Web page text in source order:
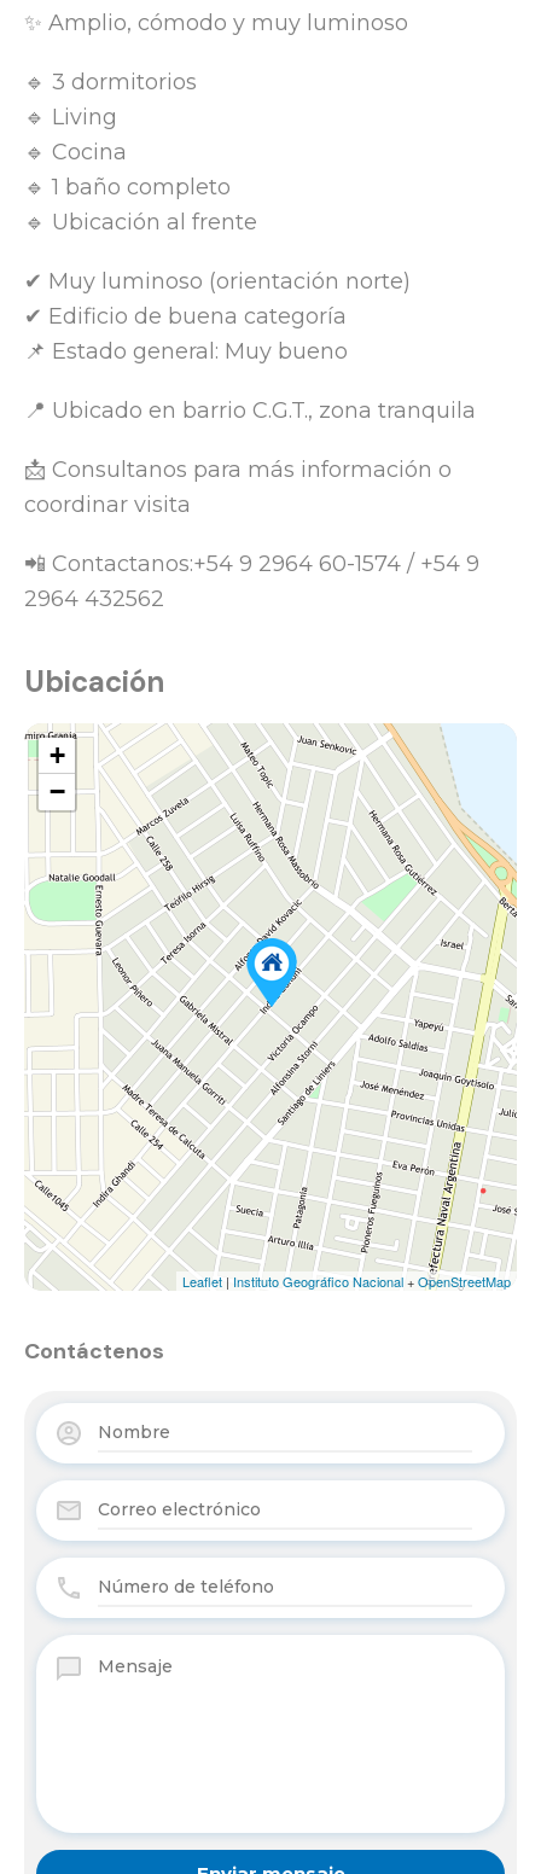
✨ Amplio, cómodo y muy luminoso
🔹 3 dormitorios
🔹 Living
🔹 Cocina
🔹 1 baño completo
🔹 Ubicación al frente
✔ Muy luminoso (orientación norte)
✔ Edificio de buena categoría
📌 Estado general: Muy bueno
📍 Ubicado en barrio C.G.T., zona tranquila
📩 Consultanos para más información o
coordinar visita
📲 Contactanos:+54 9 2964 60-1574 / +54 9
2964 432562
Ubicación
+
−
Leaflet | Instituto Geográfico Nacional+OpenStreetMap
Contáctenos